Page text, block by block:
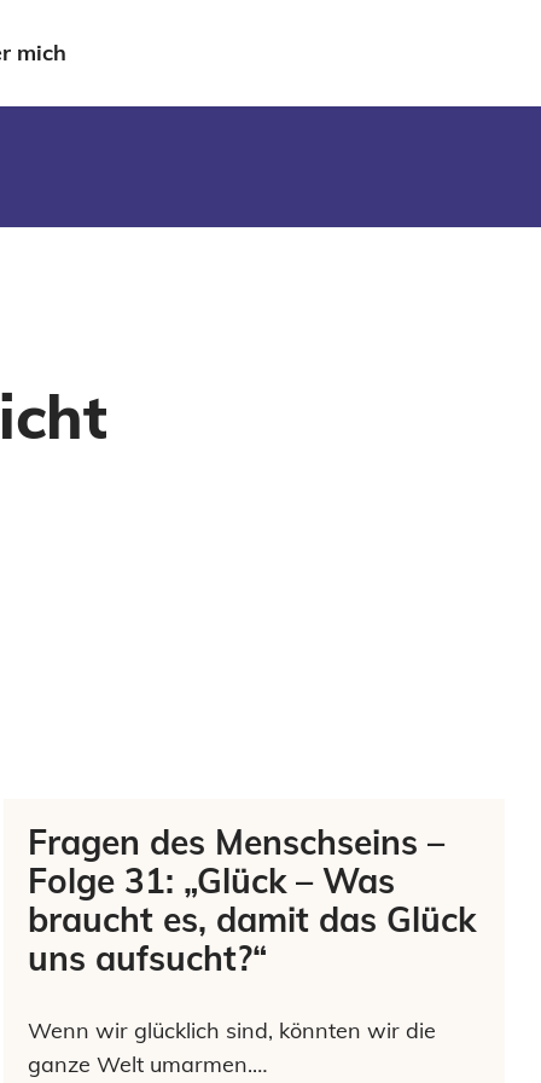
mich
Fragen des Menschseins –
Folge 31: „Glück – Was
braucht es, damit das Glück
uns aufsucht?“
Wenn wir glücklich sind, könnten wir die
ganze Welt umarmen.…